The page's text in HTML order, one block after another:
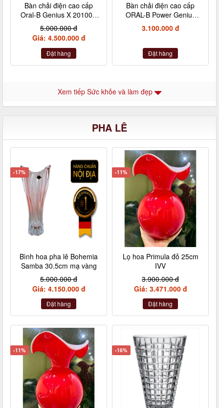
Bàn chải điện cao cấp
Oral-B Genius X 20100S
màu trắng, kèm hộp đựng
du lịch - 3 đầu bàn chải và
tích hợp trí tuệ AI
5.000.000 đ
Giá: 4.500.000 đ
Đặt hàng
Bàn chải điện cao cấp
ORAL-B Power Genius
10200W màu tím kèm hộp
đựng du lịch
3.100.000 đ
Đặt hàng
Xem tiếp Sức khỏe và làm đẹp
PHA LÊ
-17%
Bình hoa pha lê Bohemia
Samba 30.5cm mạ vàng
5.000.000 đ
Giá: 4.150.000 đ
Đặt hàng
-11%
Lọ hoa Primula đỏ 25cm
IVV
3.900.000 đ
Giá: 3.471.000 đ
Đặt hàng
-11% -16%